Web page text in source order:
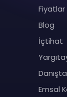
Fiyatlar
Blog
İçtihat
Emsal